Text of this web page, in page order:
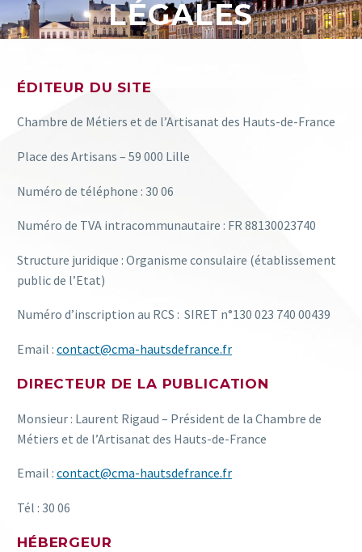
LÉGALES
ÉDITEUR DU SITE
Chambre de Métiers et de l’Artisanat des Hauts-de-France
Place des Artisans – 59 000 Lille
Numéro de téléphone : 30 06
Numéro de TVA intracommunautaire : FR 88130023740
Structure juridique : Organisme consulaire (établissement
public de l’Etat)
Numéro d’inscription au RCS : SIRET n°130 023 740 00439
Email : contact@cma-hautsdefrance.fr
DIRECTEUR DE LA PUBLICATION
Monsieur : Laurent Rigaud – Président de la Chambre de
Métiers et de l’Artisanat des Hauts-de-France
Email : contact@cma-hautsdefrance.fr
Tél : 30 06
HÉBERGEUR